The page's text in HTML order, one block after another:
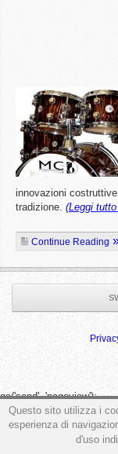
innovazioni
tradizione. (Leggi
Continue Reading
Questo sito utilizza i
esperienza di
d'uso
ga('send', 'pageview');